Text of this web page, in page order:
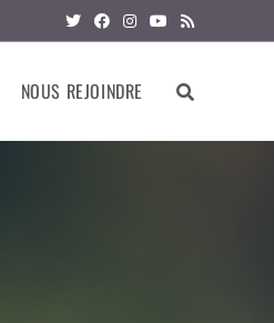
NOUS REJOINDRE